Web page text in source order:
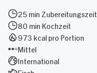
25 min Zubereitungszeit
80 min Kochzeit
973 kcal pro Portion
Mittel
International